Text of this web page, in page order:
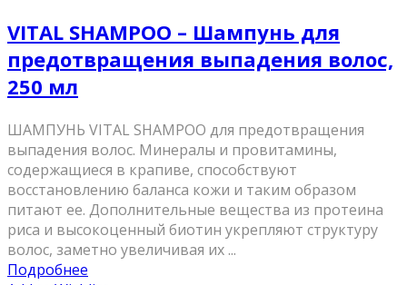
VITAL SHAMPOO – Шампунь для
предотвращения выпадения волос,
250 мл
ШАМПУНЬ VITAL SHAMPOO для предотвращения
выпадения волос. Минералы и провитамины,
содержащиеся в крапиве, способствуют
восстановлению баланса кожи и таким образом
питают ее. Дополнительные вещества из протеина
риса и высокоценный биотин укрепляют структуру
волос, заметно увеличивая их ...
Подробнее